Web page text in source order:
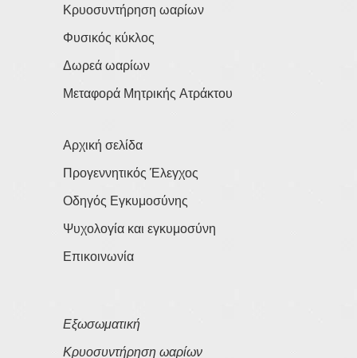
Κρυοσυντήρηση ωαρίων
Φυσικός κύκλος
Δωρεά ωαρίων
Μεταφορά Μητρικής Ατράκτου
Αρχική σελίδα
Προγεννητικός Έλεγχος
Οδηγός Εγκυμοσύνης
Ψυχολογία και εγκυμοσύνη
Επικοινωνία
Εξωσωματική
Κρυοσυντήρηση ωαρίων